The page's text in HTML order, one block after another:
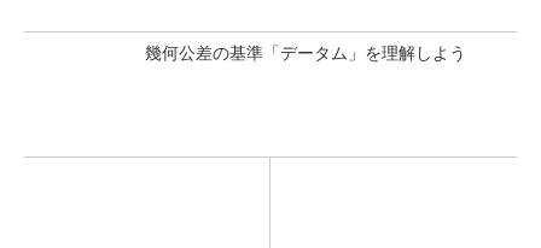
幾何公差の基準「データム」を理解しよう